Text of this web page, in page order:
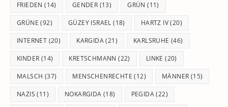
FRIEDEN (14) GENDER (13) GRÜN (11)
GRÜNE (92) GÜZEY ISRAEL (18) HARTZ IV(20)
INTERNET (20) KARGIDA(21) KARLSRUHE (46)
KINDER (14) KRETSCHMANN (22) LINKE (20)
MALSCH (37) MENSCHENRECHTE (12) MÄNNER (15)
NAZIS (11) NOKARGIDA (18) PEGIDA(22)